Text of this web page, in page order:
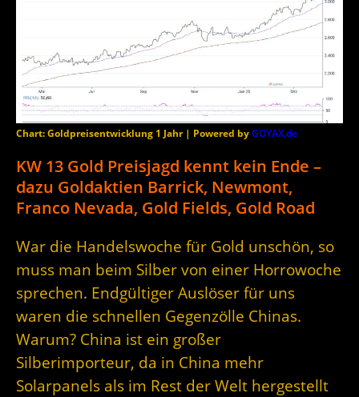
Chart: Goldpreisentwicklung 1 Jahr | Powered byGOYAX.de
KW 13 Gold Preisjagd kennt kein Ende –
dazu Goldaktien Barrick, Newmont,
Franco Nevada, Gold Fields, Gold Road
War die Handelswoche für Gold unschön, so
muss man beim Silber von einer Horrowoche
sprechen. Endgültiger Auslöser für uns
waren die schnellen Gegenzölle Chinas.
Warum? China ist ein großer
Silberimporteur, da in China mehr
Solarpanels als im Rest der Welt hergestellt